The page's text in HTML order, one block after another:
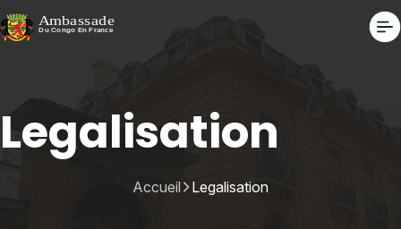
Legalisation
Accueil Legalisation